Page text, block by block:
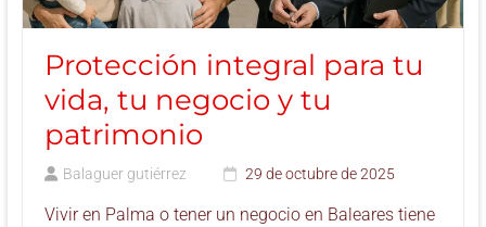
Protección integral para tu
vida, tu negocio y tu
patrimonio
Balaguer gutiérrez 29 de octubre de 2025
Vivir en Palma o tener un negocio en Baleares tiene